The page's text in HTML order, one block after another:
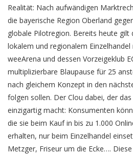
Realität: Nach aufwändigen
die bayerische Region Oberland
globale Pilotregion. Bereits heute gilt
lokalem und regionalem
weeArena und dessen Vorzeigeklub
multiplizierbare Blaupause für 25
nach gleichem Konzept in den
folgen sollen. Der Clou dabei, der
einzigartig macht: Konsumenten
die sie beim Kauf in bis zu 1.000
erhalten, nur beim Einzelhandel
Metzger, Friseur um die Ecke….